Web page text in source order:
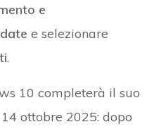
e
e selezionare
.
10 completerà il suo
ottobre 2025: dopo